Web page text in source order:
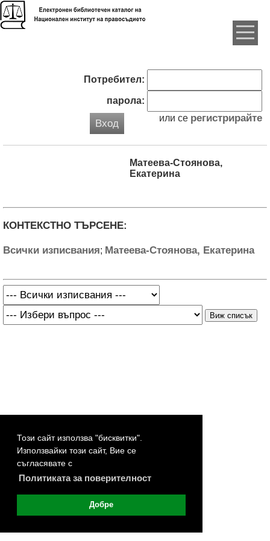
Този сайт използва "бисквитки".
Използвайки този сайт, Вие се
съгласявате с
Политиката за поверителност
Добре
Потребител:
парола:
Вход или се регистрирайте
Матеева-Стоянова,
Екатерина
КОНТЕКСТНО ТЪРСЕНЕ:
Всички изписвания; Матеева-Стоянова, Екатерина